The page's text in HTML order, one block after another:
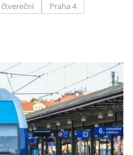
Praha 4